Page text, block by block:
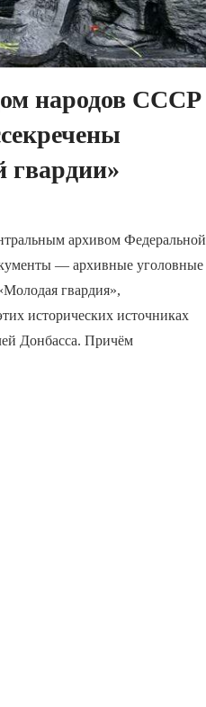
народов СССР
гвардии»
архивом Федеральной
— архивные уголовные
гвардия»,
исторических источниках
Донбасса. Причём